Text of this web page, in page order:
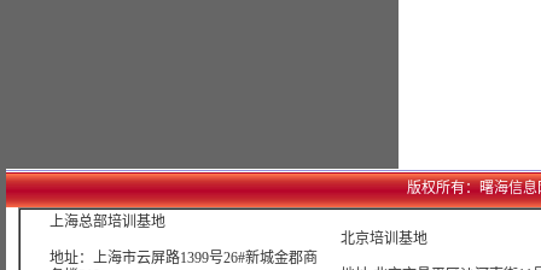
版权所有：曙海信息
上海总部培训基地
地址：上海市云屏路1399号26#新城金郡商
北京培训基地